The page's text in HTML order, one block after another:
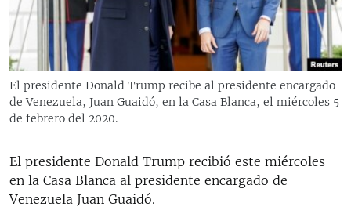
RADIO MARTÍ
ESPECIALES
ESPECIALES
LA REALIDAD DE LA VIVIENDA EN CUBA
SER VIEJO EN CUBA
KENTU-CUBANO
LOS SANTOS DE HIALEAH
MULTIMEDIA
EDITORIALES
El presidente Donald Trump recibe al presidente encargado
de Venezuela, Juan Guaidó, en la Casa Blanca, el miércoles 5
de febrero del 2020.
El presidente Donald Trump recibió este miércoles
en la Casa Blanca al presidente encargado de
Venezuela Juan Guaidó.